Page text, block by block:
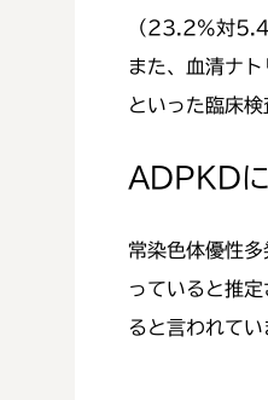
（23.2%対
また、血清ナ
といった臨床
ADPKD
常染色体優性
っていると推
ると言われて